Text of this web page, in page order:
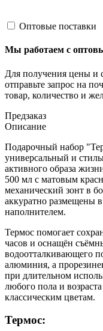
Оптовые поставки
Мы работаем с
Для получения цены и
отправьте запрос на
товар, количество и
Предзаказ
Описание
Подарочный набор
универсальный и
активного образа
500 мл с матовым
механический зонт в
аккуратно размещены
наполнителем.
Термос помогает
часов и оснащён
водоотталкивающего
алюминия, а
при длительном
любого пола и
классическим цветам.
Термос: